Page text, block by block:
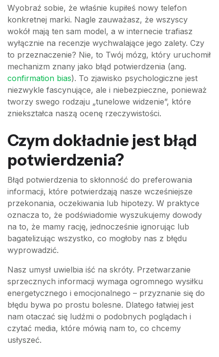
Wyobraź sobie, że właśnie kupiłeś nowy telefon
konkretnej marki. Nagle zauważasz, że wszyscy
wokół mają ten sam model, a w internecie trafiasz
wyłącznie na recenzje wychwalające jego zalety. Czy
to przeznaczenie? Nie, to Twój mózg, który uruchomił
mechanizm znany jako błąd potwierdzenia (ang.
confirmation bias). To zjawisko psychologiczne jest
niezwykle fascynujące, ale i niebezpieczne, ponieważ
tworzy swego rodzaju „tunelowe widzenie”, które
zniekształca naszą ocenę rzeczywistości.
Czym dokładnie jest błąd
potwierdzenia?
Błąd potwierdzenia to skłonność do preferowania
informacji, które potwierdzają nasze wcześniejsze
przekonania, oczekiwania lub hipotezy. W praktyce
oznacza to, że podświadomie wyszukujemy dowody
na to, że mamy rację, jednocześnie ignorując lub
bagatelizując wszystko, co mogłoby nas z błędu
wyprowadzić.
Nasz umysł uwielbia iść na skróty. Przetwarzanie
sprzecznych informacji wymaga ogromnego wysiłku
energetycznego i emocjonalnego – przyznanie się do
błędu bywa po prostu bolesne. Dlatego łatwiej jest
nam otaczać się ludźmi o podobnych poglądach i
czytać media, które mówią nam to, co chcemy
usłyszeć.